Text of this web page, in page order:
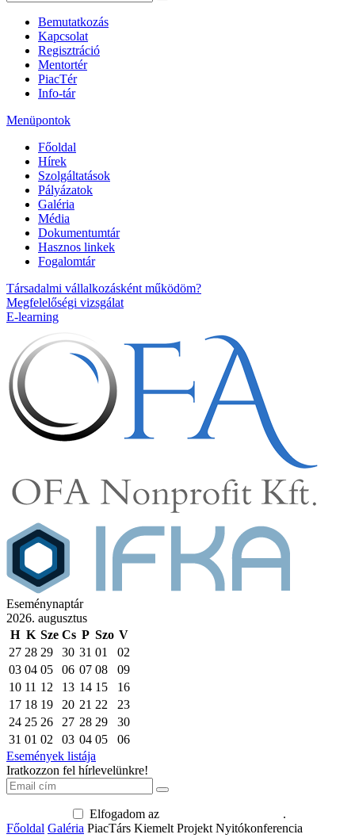
Bemutatkozás
Kapcsolat
Regisztráció
Mentortér
PiacTér
Info-tár
Menüpontok
Főoldal
Hírek
Szolgáltatások
Pályázatok
Galéria
Média
Dokumentumtár
Hasznos linkek
Fogalomtár
Társadalmi vállalkozásként működöm?
Megfelelőségi vizsgálat
E-learning
Eseménynaptár
2026. augusztus
H K Sze Cs P Szo V
27 28 29 30 31 01
02
03 04 05 06 07 08
09
10 11 12 13 14 15
16
17 18 19 20 21 22
23
24 25 26 27 28 29
30
31 01 02 03 04 05
06
Események listája
Iratkozzon fel hírlevelünkre!
Elfogadom az
.
Főoldal Galéria PiacTárs Kiemelt Projekt Nyitókonferencia